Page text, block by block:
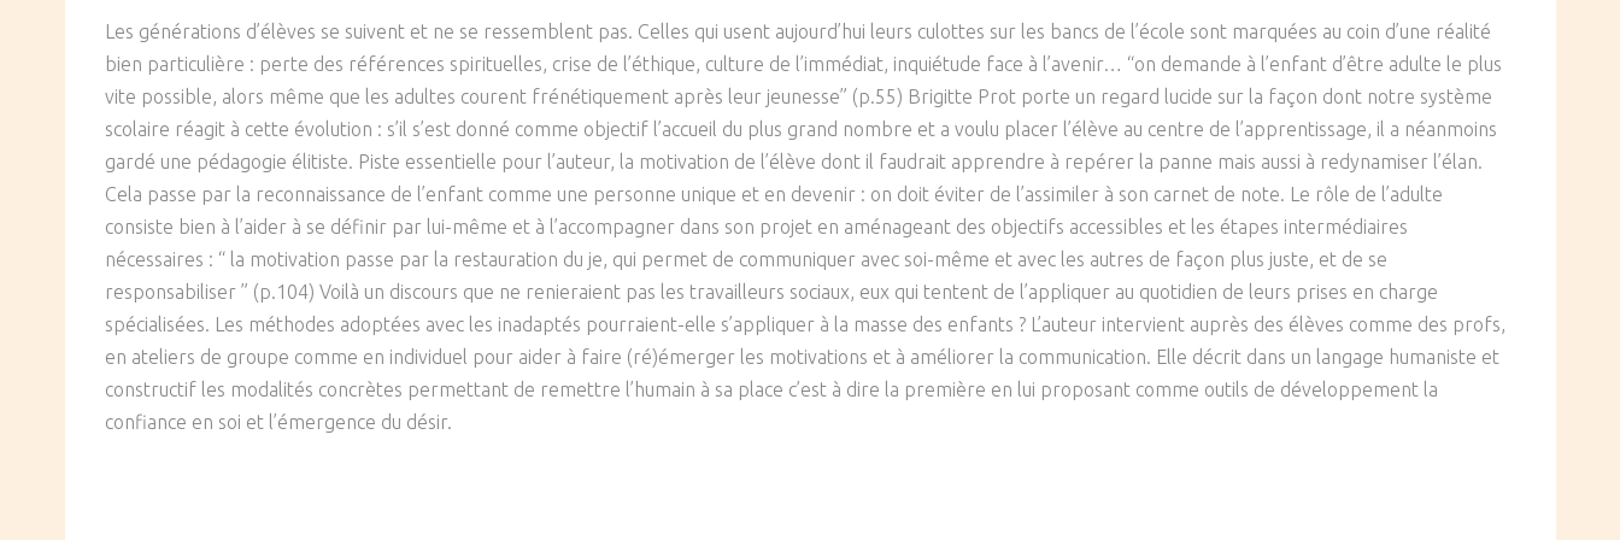
Violence / Maltraitance
Agression Sexuelle
Délinquance
Banlieue
Protection De L'enfance
Accueil – Placement
Psychiatrie
Psychologie
Sexualité
Sociologie
SOCIÉTÉ
Économie / Emploi
Justice
Politique
Religion
Scolarité
CULTURE
Romans / Médias
Les générations d’élèves se suivent et ne se ressemblent pas. Celles qui usent aujourd’hui leurs culottes sur les bancs de l’école sont marquées au coin d’une réalité
bien particulière : perte des références spirituelles, crise de l’éthique, culture de l’immédiat, inquiétude face à l’avenir… “on demande à l’enfant d’être adulte le plus
vite possible, alors même que les adultes courent frénétiquement après leur jeunesse” (p.55) Brigitte Prot porte un regard lucide sur la façon dont notre système
scolaire réagit à cette évolution : s’il s’est donné comme objectif l’accueil du plus grand nombre et a voulu placer l’élève au centre de l’apprentissage, il a néanmoins
gardé une pédagogie élitiste. Piste essentielle pour l’auteur, la motivation de l’élève dont il faudrait apprendre à repérer la panne mais aussi à redynamiser l’élan.
Cela passe par la reconnaissance de l’enfant comme une personne unique et en devenir : on doit éviter de l’assimiler à son carnet de note. Le rôle de l’adulte
consiste bien à l’aider à se définir par lui-même et à l’accompagner dans son projet en aménageant des objectifs accessibles et les étapes intermédiaires
nécessaires : “ la motivation passe par la restauration du je, qui permet de communiquer avec soi-même et avec les autres de façon plus juste, et de se
responsabiliser ” (p.104) Voilà un discours que ne renieraient pas les travailleurs sociaux, eux qui tentent de l’appliquer au quotidien de leurs prises en charge
spécialisées. Les méthodes adoptées avec les inadaptés pourraient-elle s’appliquer à la masse des enfants ? L’auteur intervient auprès des élèves comme des profs,
en ateliers de groupe comme en individuel pour aider à faire (ré)émerger les motivations et à améliorer la communication. Elle décrit dans un langage humaniste et
constructif les modalités concrètes permettant de remettre l’humain à sa place c’est à dire la première en lui proposant comme outils de développement la
confiance en soi et l’émergence du désir.